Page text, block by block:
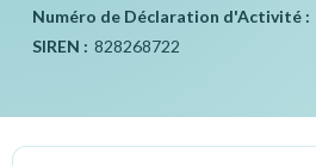
Numéro de Déclaration d'Activité :
SIREN : 828268722